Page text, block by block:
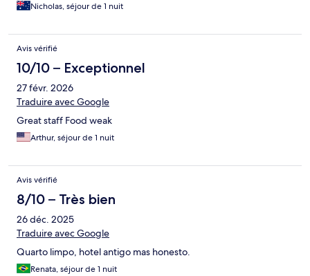
Nicholas, séjour de 1 nuit
Avis vérifié
10/10 – Exceptionnel
27 févr. 2026
Traduire avec Google
Great staff Food weak
Arthur, séjour de 1 nuit
Avis vérifié
8/10 – Très bien
26 déc. 2025
Traduire avec Google
Quarto limpo, hotel antigo mas honesto.
Renata, séjour de 1 nuit